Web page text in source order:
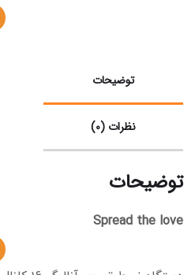
توضیحات
نظرات (0)
توضیحات
Spread the love